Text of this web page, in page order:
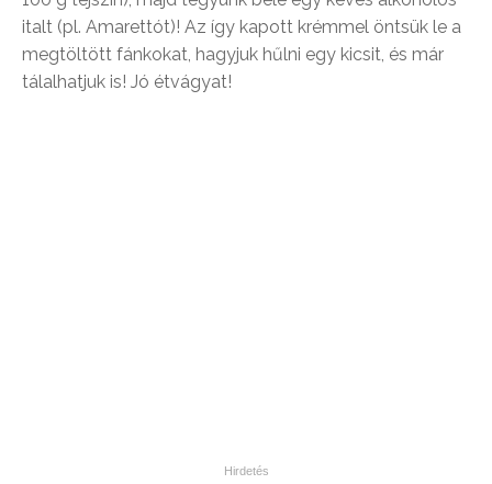
italt (pl. Amarettót)! Az így kapott krémmel öntsük le a
megtöltött fánkokat, hagyjuk hűlni egy kicsit, és már
tálalhatjuk is! Jó étvágyat!